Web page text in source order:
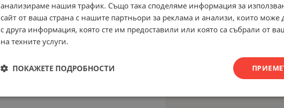
анализираме нашия трафик. Също така споделяме информация за
сайт от ваша страна с нашите партньори за реклама и анализи, които може
с друга информация, която сте им предоставили или която са събрали от
на техните услуги.
ПОКАЖЕТЕ ПОДРОБНОСТИ